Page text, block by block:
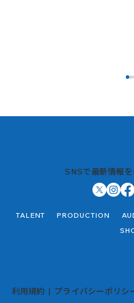
【無料ウェビナー】
利用規約 | プライバシーポリシ
TALENT PRODUCTION
SNSで最新情報を